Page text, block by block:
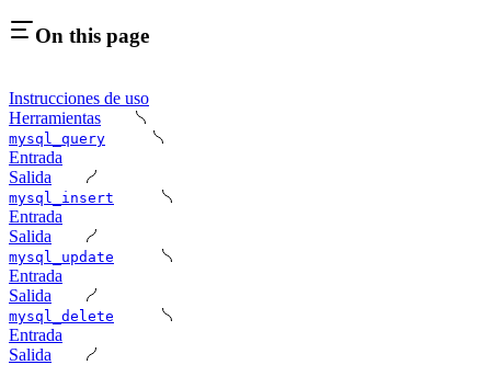
On this page
Instrucciones de uso
Herramientas
mysql_query
Entrada
Salida
mysql_insert
Entrada
Salida
mysql_update
Entrada
Salida
mysql_delete
Entrada
Salida